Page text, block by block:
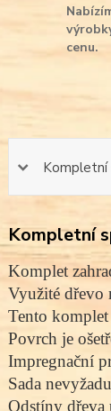
cenu.
Kompletní
Kompletní
Komplet
Využité dřevo
Tento komplet
Povrch je
Impregnační
Sada
Odstíny dřeva